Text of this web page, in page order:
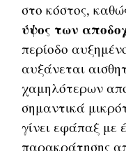
στο κόστος,
ύψος των
περίοδο
αυξάνεται
χαμηλότερων
σημαντικά
γίνει εφάπαξ με
παρακράτησης